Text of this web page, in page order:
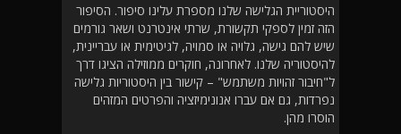
היסטוריית הגלישה שלנו מספרת עלינו סיפור. הסיפור
הזה זמין לספקי תקשורת, שרתי אינטרנט ושאר גורמים
שיש להם גישה, גלויה או סמויה, לגיטימית או עבריינית,
להיסטוריה שלנו. לאחרונה, חוקרים ממוזילה הציגו דרך
ל"חיבור זהויות משתמש" – קישור בין היסטוריות גלישה
נפרדות, גם אם עברו אנונימיזציה והפרטים המזהים
הוסרו מהן.